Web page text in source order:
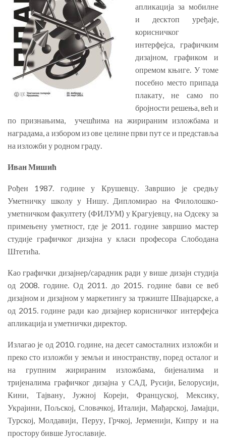
апликација за мобилне
и десктоп уређаје,
корисничког
интерфејса, графичким
дизајном, графиком и
опремом књиге. У томе
посебно место припада
плакату, не само по
бројности решења, већ и
по признањима, учешћима на жирираним изложбама и
наградама, а избором из ове целине први пут се и представља
на изложби у родном граду.
Иван Мишић
Рођен 1987. године у Крушевцу. Завршио је средњу
Уметничку школу у Нишу. Дипломирао на Филолошко-
уметничком факултету (ФИЛУМ) у Крагујевцу, на Oдсеку за
примењену уметност, где је 2011. године завршиo мастер
студије графичког дизајна у класи професора Слободана
Штетића.
Као графички дизајнер/сарадник ради у више дизајн студија
од 2008. године. Од 2011. до 2015. године бави се веб
дизајном и дизајном у маркетингу за тржиште Швајцарске, а
од 2015. године ради као дизајнер корисничког интерфејса
апликација и уметнички директор.
Излагао је од 2010. године, на десет самосталних изложби и
преко сто изложби у земљи и иностранству, поред осталог и
на групним жирираним изложбама, бијеналима и
тријеналима графичког дизајна у САД, Русији, Белорусији,
Кини, Тајвану, Јужној Кореји, Француској, Мексику,
Украјини, Пољској, Словачкој, Италији, Мађарској, Јамајци,
Турској, Молдавији, Перуу, Грчкој, Јерменији, Кипру и на
простору бивше Југославије.